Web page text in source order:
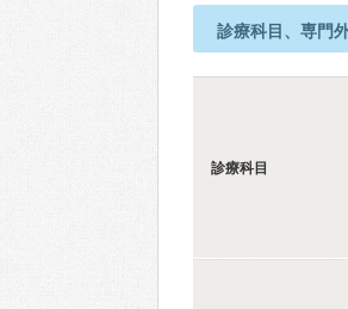
診療科目、専門
診療科目